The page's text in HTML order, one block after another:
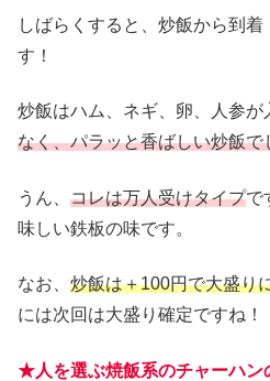
しばらくすると、炒飯から到
す！
炒飯はハム、ネギ、卵、人参が
なく、パラッと香ばしい炒飯で
うん、 コレは万人受けタイプで
味しい鉄板の味です。
なお、 炒飯は＋100円で大盛り
には次回は大盛り確定ですね！
★人を選ぶ焼飯系のチャーハン